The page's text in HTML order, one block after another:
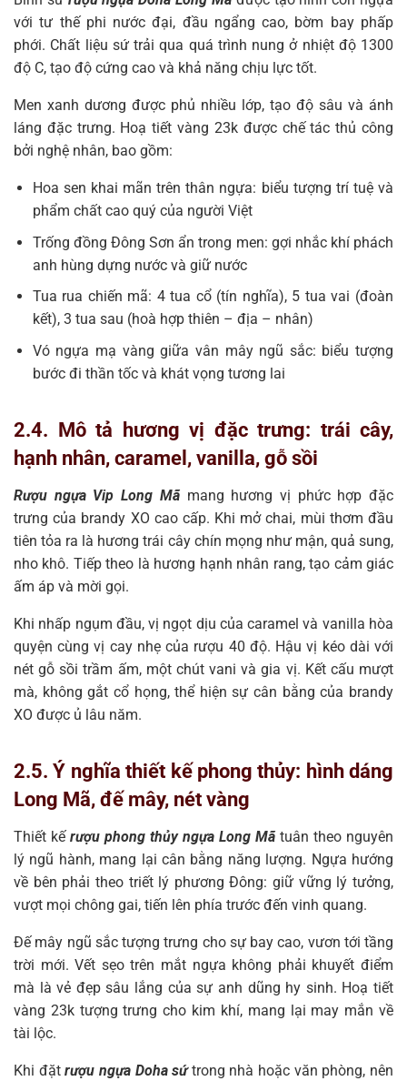
với tư thế phi nước đại, đầu ngẩng cao, bờm bay phấp
phới. Chất liệu sứ trải qua quá trình nung ở nhiệt độ 1300
độ C, tạo độ cứng cao và khả năng chịu lực tốt.
Men xanh dương được phủ nhiều lớp, tạo độ sâu và ánh
láng đặc trưng. Hoạ tiết vàng 23k được chế tác thủ công
bởi nghệ nhân, bao gồm:
Hoa sen khai mãn trên thân ngựa: biểu tượng trí tuệ và
phẩm chất cao quý của người Việt
Trống đồng Đông Sơn ẩn trong men: gợi nhắc khí phách
anh hùng dựng nước và giữ nước
Tua rua chiến mã: 4 tua cổ (tín nghĩa), 5 tua vai (đoàn
kết), 3 tua sau (hoà hợp thiên – địa – nhân)
Vó ngựa mạ vàng giữa vân mây ngũ sắc: biểu tượng
bước đi thần tốc và khát vọng tương lai
2.4. Mô tả hương vị đặc trưng: trái cây,
hạnh nhân, caramel, vanilla, gỗ sồi
Rượu ngựa Vip Long Mãmang hương vị phức hợp đặc
trưng của brandy XO cao cấp. Khi mở chai, mùi thơm đầu
tiên tỏa ra là hương trái cây chín mọng như mận, quả sung,
nho khô. Tiếp theo là hương hạnh nhân rang, tạo cảm giác
ấm áp và mời gọi.
Khi nhấp ngụm đầu, vị ngọt dịu của caramel và vanilla hòa
quyện cùng vị cay nhẹ của rượu 40 độ. Hậu vị kéo dài với
nét gỗ sồi trầm ấm, một chút vani và gia vị. Kết cấu mượt
mà, không gắt cổ họng, thể hiện sự cân bằng của brandy
XO được ủ lâu năm.
2.5. Ý nghĩa thiết kế phong thủy: hình dáng
Long Mã, đế mây, nét vàng
Thiết kế rượu phong thủy ngựa Long Mã tuân theo nguyên
lý ngũ hành, mang lại cân bằng năng lượng. Ngựa hướng
về bên phải theo triết lý phương Đông: giữ vững lý tưởng,
vượt mọi chông gai, tiến lên phía trước đến vinh quang.
Đế mây ngũ sắc tượng trưng cho sự bay cao, vươn tới tầng
trời mới. Vết sẹo trên mắt ngựa không phải khuyết điểm
mà là vẻ đẹp sâu lắng của sự anh dũng hy sinh. Hoạ tiết
vàng 23k tượng trưng cho kim khí, mang lại may mắn về
tài lộc.
Khi đặtrượu ngựa Doha sứtrong nhà hoặc văn phòng, nên